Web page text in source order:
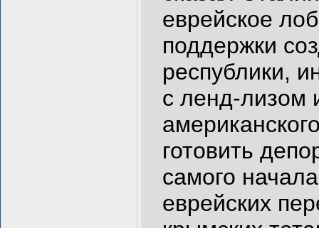
еврейское
поддержки
республики,
с ленд-лизом
готовить
самого
еврейских